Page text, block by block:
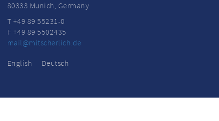
80333 Munich, Germany
T +49 89 55231-0
F +49 89 5502435
mail@mitscherlich.de
English Deutsch